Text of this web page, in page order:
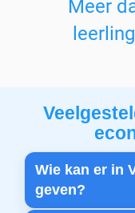
Meer
Wie kan er in
geven?